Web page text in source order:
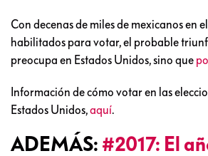
Con decenas de miles de mexicanos en
habilitados para votar, el probable
preocupa en Estados Unidos, sino que
Información de cómo votar en las
Estados Unidos,aquí.
ADEMÁS: #2017: El